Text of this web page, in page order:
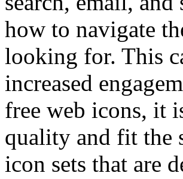
how to navigate
looking for. This
increased
free web icons, it
quality and fit the
icon sets that are